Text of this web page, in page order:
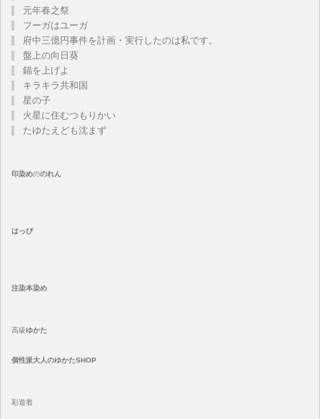
元年春之祭
フーガはユーガ
府中三億円事件を計画・実行したのは私です。
盤上の向日葵
錨を上げよ
キラキラ共和国
星の子
火星に住むつもりかい
たゆたえども沈まず
印染めののれん
はっぴ
注染本染め
高級ゆかた
個性派大人のゆかたSHOP
彩遊着